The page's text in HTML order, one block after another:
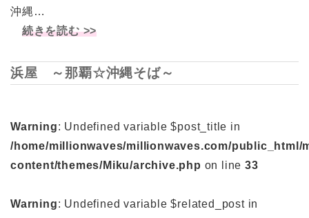
沖縄…
続きを読む >>
浜屋 ～那覇☆沖縄そば～
Warning: Undefined variable $post_title in
/home/millionwaves/millionwaves.com/public_html/
content/themes/Miku/archive.php on line33
Warning: Undefined variable $related_post in